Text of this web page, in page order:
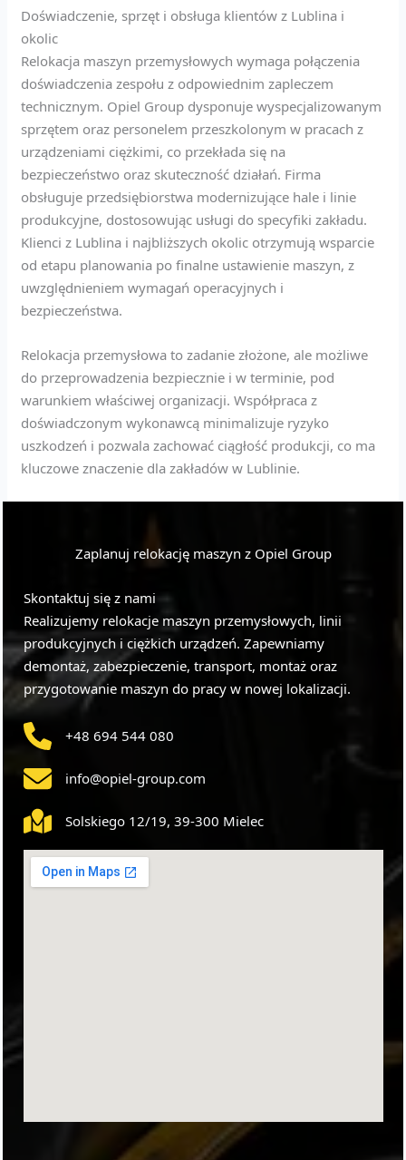
Doświadczenie, sprzęt i obsługa klientów z Lublina i
okolic
Relokacja maszyn przemysłowych wymaga połączenia
doświadczenia zespołu z odpowiednim zapleczem
technicznym. Opiel Group dysponuje wyspecjalizowanym
sprzętem oraz personelem przeszkolonym w pracach z
urządzeniami ciężkimi, co przekłada się na
bezpieczeństwo oraz skuteczność działań. Firma
obsługuje przedsiębiorstwa modernizujące hale i linie
produkcyjne, dostosowując usługi do specyfiki zakładu.
Klienci z Lublina i najbliższych okolic otrzymują wsparcie
od etapu planowania po finalne ustawienie maszyn, z
uwzględnieniem wymagań operacyjnych i
bezpieczeństwa.
Relokacja przemysłowa to zadanie złożone, ale możliwe
do przeprowadzenia bezpiecznie i w terminie, pod
warunkiem właściwej organizacji. Współpraca z
doświadczonym wykonawcą minimalizuje ryzyko
uszkodzeń i pozwala zachować ciągłość produkcji, co ma
kluczowe znaczenie dla zakładów w Lublinie.
Zaplanuj relokację maszyn z Opiel Group
Skontaktuj się z nami
Realizujemy relokacje maszyn przemysłowych, linii
produkcyjnych i ciężkich urządzeń. Zapewniamy
demontaż, zabezpieczenie, transport, montaż oraz
przygotowanie maszyn do pracy w nowej lokalizacji.
+48 694 544 080
info@opiel-group.com
Solskiego 12/19, 39-300 Mielec